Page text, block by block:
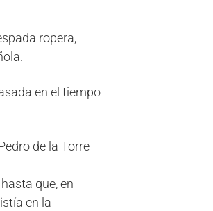
ropera,
en el tiempo
de la Torre
que, en
en la